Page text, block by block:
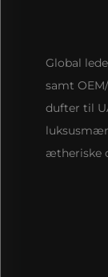
Global
samt
dufter til
ætheriske